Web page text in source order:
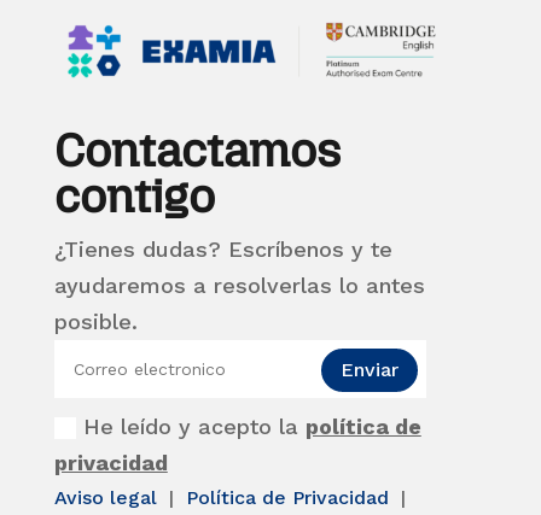
Contactamos
contigo
¿Tienes dudas? Escríbenos y te
ayudaremos a resolverlas lo antes
posible.
He leído y acepto la política de
privacidad
Enviar
Aviso legal | Política de Privacidad
|